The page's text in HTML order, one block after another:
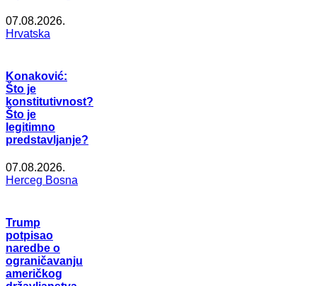
07.08.2026.
Hrvatska
Konaković:
Što je
konstitutivnost?
Što je
legitimno
predstavljanje?
07.08.2026.
Herceg Bosna
Trump
potpisao
naredbe o
ograničavanju
američkog